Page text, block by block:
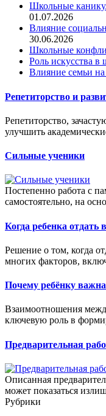
Школьные
01.07.2026
Влияние
30.06.2026
Школьные
Роль искусства
Влияние семьи на
Репетиторство и
Репетиторство,
улучшить
Сильные ученики
Постепенно работа с
самостоятельно, на
Когда ребенка отдать
Решение о том, когда
многих факторов,
Почему ребёнку
Взаимоотношения
ключевую роль в
Предварительная
Описанная
может показаться
Рубрики